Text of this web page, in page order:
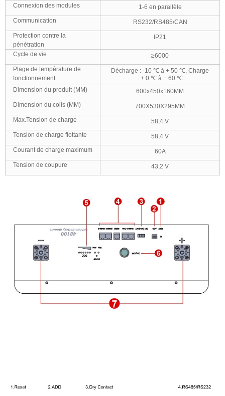
Connexion des modules
1-6 en parallèle
Communication
RS232/RS485/CAN
Protection contre la
pénétration
IP21
Cycle de vie
≥6000
Plage de température de
fonctionnement
Décharge : -10 ℃ à + 50 ℃, Charge
: + 0 ℃ à + 60 ℃
Dimension du produit (MM)
600x450x160MM
Dimension du colis (MM)
700X530X295MM
Max.Tension de charge
58,4 V
Tension de charge flottante
58,4 V
Courant de charge maximum
60A
Tension de coupure
43,2 V